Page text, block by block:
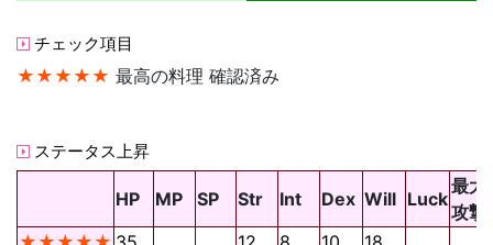
チェック項目
★★★★★ 最高の料理 確認済み
ステータス上昇
HP MP SP Str Int Dex Will Luck
最大
攻撃